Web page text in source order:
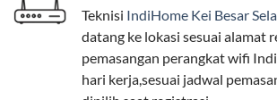
dan Paket Dynamic IP untuk pengguna
memprioritaskan kecepatan internet
Paket Telkomsel One dengan Kuota
Teknisi IndiHome Kei Besar
datang ke lokasi sesuai alamat
pemasangan perangkat wifi
hari kerja,sesuai jadwal